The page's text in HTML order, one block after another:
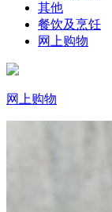
其他
餐饮及烹饪
网上购物
网上购物